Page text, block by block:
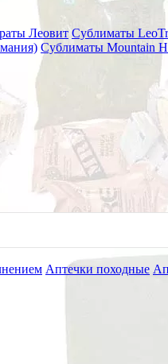
Леовит Сублиматы
Сублиматы Mountain
Аптечки походные